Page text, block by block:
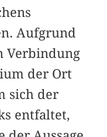
Aufgrund
Verbindung
der Ort
sich der
entfaltet,